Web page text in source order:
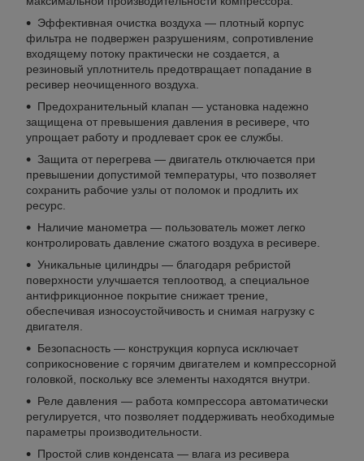
Эффективная очистка воздуха — плотный корпус
фильтра не подвержен разрушениям, сопротивление
входящему потоку практически не создается, а
резиновый уплотнитель предотвращает попадание в
ресивер неочищенного воздуха.
Предохранительный клапан — установка надежно
защищена от превышения давления в ресивере, что
упрощает работу и продлевает срок ее службы.
Защита от перегрева — двигатель отключается при
превышении допустимой температуры, что позволяет
сохранить рабочие узлы от поломок и продлить их
ресурс.
Наличие манометра — пользователь может легко
контролировать давление сжатого воздуха в ресивере.
Уникальные цилиндры — благодаря ребристой
поверхности улучшается теплоотвод, а специальное
антифрикционное покрытие снижает трение,
обеспечивая износоустойчивость и снимая нагрузку с
двигателя.
Безопасность — конструкция корпуса исключает
соприкосновение с горячим двигателем и компрессорной
головкой, поскольку все элементы находятся внутри.
Реле давления — работа компрессора автоматически
регулируется, что позволяет поддерживать необходимые
параметры производительности.
Простой слив конденсата — влага из ресивера